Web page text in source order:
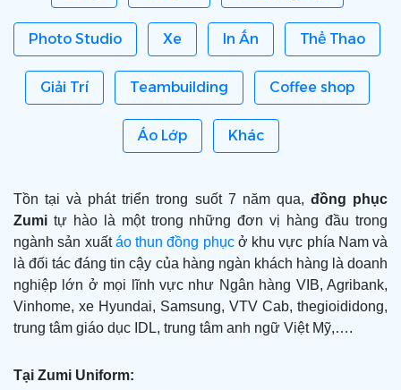
Photo Studio Xe In Ấn Thể Thao
Giải Trí Teambuilding Coffee shop
Áo Lớp Khác
Tồn tại và phát triển trong suốt 7 năm qua, đồng phục
Zumi tự hào là một trong những đơn vị hàng đầu trong
ngành sản xuấtáo thun đồng phụcở khu vực phía Nam và
là đối tác đáng tin cậy của hàng ngàn khách hàng là doanh
nghiệp lớn ở mọi lĩnh vực như Ngân hàng VIB, Agribank,
Vinhome, xe Hyundai, Samsung, VTV Cab, thegioididong,
trung tâm giáo dục IDL, trung tâm anh ngữ Việt Mỹ,….
Tại Zumi Uniform: